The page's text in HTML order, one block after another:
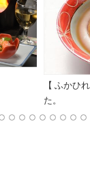
【 ふかひ
た。